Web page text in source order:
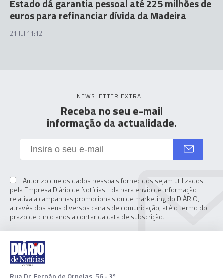
Estado dá garantia pessoal até 225 milhões de
euros para refinanciar dívida da Madeira
21 Jul 11:12
NEWSLETTER EXTRA
Receba no seu e-mail
informação da actualidade.
Autorizo que os dados pessoais fornecidos sejam utilizados
pela Empresa Diário de Notícias. Lda para envio de informação
relativa a campanhas promocionais ou de marketing do DIÁRIO,
através dos seus diversos canais de comunicação, até o termo do
prazo de cinco anos a contar da data de subscrição.
Rua Dr. Fernão de Ornelas, 56 - 3º